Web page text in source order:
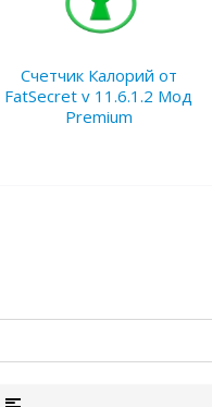
Счетчик Калорий от
FatSecret v 11.6.1.2 Мод
Premium